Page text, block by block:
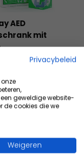
AED
mit
mi...
exkl. MwSt.
Inkl. MwSt.
Privacybeleid
geweldige website-
de cookies die we
Weigeren